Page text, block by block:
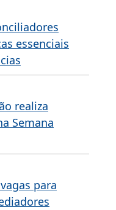
essenciais
realiza
Semana
para